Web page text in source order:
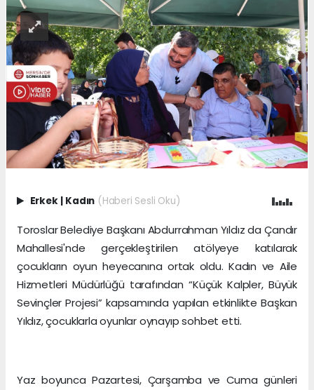
Erkek | Kadın (Haberi Sesli Oku)
Toroslar Belediye Başkanı Abdurrahman Yıldız da Çandır
Mahallesi'nde gerçekleştirilen atölyeye katılarak
çocukların oyun heyecanına ortak oldu. Kadın ve Aile
Hizmetleri Müdürlüğü tarafından “Küçük Kalpler, Büyük
Sevinçler Projesi” kapsamında yapılan etkinlikte Başkan
Yıldız, çocuklarla oyunlar oynayıp sohbet etti.
Yaz boyunca Pazartesi, Çarşamba ve Cuma günleri